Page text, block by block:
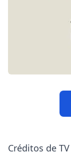
Créditos de TV